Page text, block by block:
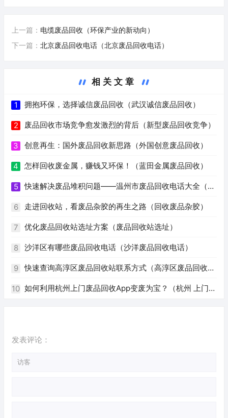
上一篇： 电缆废品回收（环保产业的新动向）
下一篇： 北京废品回收电话（北京废品回收电话）
相关文章
1 拥抱环保，选择诚信废品回收（武汉诚信废品回收）
2 废品回收市场竞争愈发激烈的背后（新型废品回收竞争）
3 创意再生：国外废品回收新思路（外国创意废品回收）
4 怎样回收废金属，赚钱又环保！（蓝田金属废品回收）
5 快速解决废品堆积问题——温州市废品回收电话大全（温
州废品回收电话号码）
6 走进回收站，看废品杂胶的再生之路（回收废品杂胶）
7 优化废品回收站选址方案（废品回收站选址）
8 沙洋区有哪些废品回收电话（沙洋废品回收电话）
9 快速查询高淳区废品回收站联系方式（高淳区废品回收站
电话）
10 如何利用杭州上门废品回收App变废为宝？（杭州 上门回
发表评论：